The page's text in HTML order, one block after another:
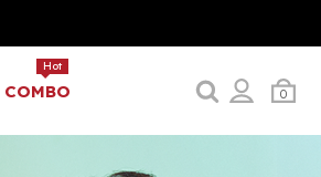
0
COMBO
Hot